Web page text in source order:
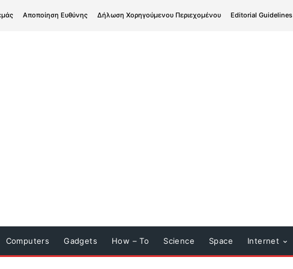
Αποποίηση Ευθύνης Δήλωση Χορηγούμενου Περιεχομένου Editorial Guidelines
Computers Gadgets How – To Science Space Internet